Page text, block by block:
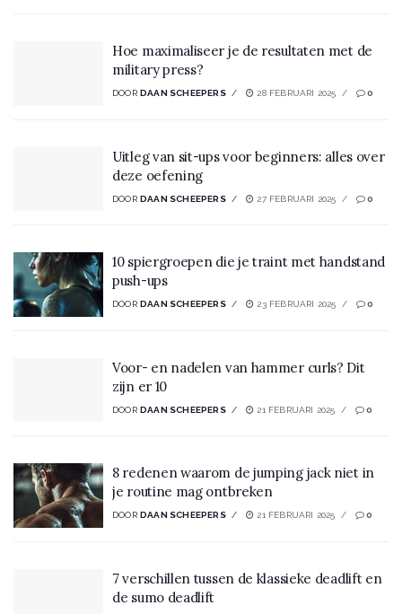
Hoe maximaliseer je de resultaten met de
military press?
DOOR DAAN SCHEEPERS 28 FEBRUARI 2025 0
Uitleg van sit-ups voor beginners: alles over
deze oefening
DOOR DAAN SCHEEPERS 27 FEBRUARI 2025 0
10 spiergroepen die je traint met handstand
push-ups
DOOR DAAN SCHEEPERS 23 FEBRUARI 2025 0
Voor- en nadelen van hammer curls? Dit
zijn er 10
DOOR DAAN SCHEEPERS 21 FEBRUARI 2025 0
8 redenen waarom de jumping jack niet in
je routine mag ontbreken
DOOR DAAN SCHEEPERS 21 FEBRUARI 2025 0
7 verschillen tussen de klassieke deadlift en
de sumo deadlift